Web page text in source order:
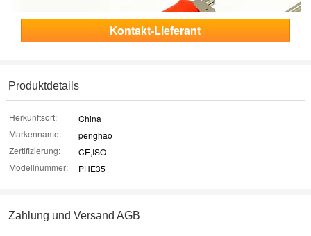
Kontakt-Lieferant
Produktdetails
Herkunftsort:
China
Markenname:
penghao
Zertifizierung:
CE,ISO
Modellnummer:
PHE35
Zahlung und Versand AGB